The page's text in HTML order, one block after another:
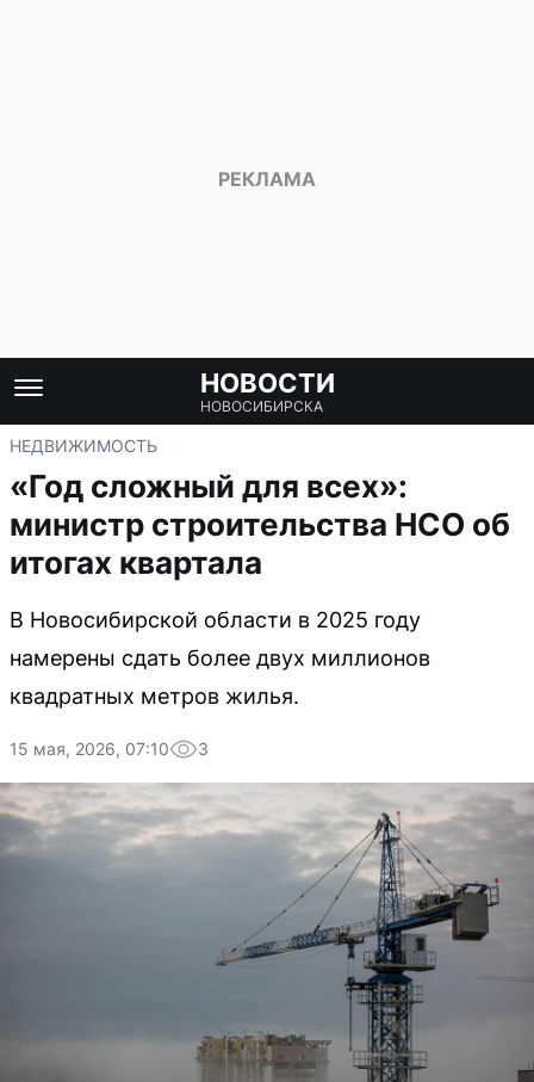
НОВОСТИ
НОВОСИБИРСКА
НЕДВИЖИМОСТЬ
«Год сложный для всех»:
министр строительства НСО об
итогах квартала
В Новосибирской области в 2025 году
намерены сдать более двух миллионов
квадратных метров жилья.
15 мая, 2026, 07:10 3